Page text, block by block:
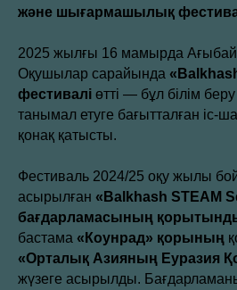
және шығармашылық
2025 жылғы 16 мамырда
Оқушылар сарайында
фестивалі өтті — бұл білім
танымал етуге бағытталған іс-
қонақ қатысты.
Фестиваль 2024/25 оқу жылы
асырылған «Balkhash STEAM
бағдарламасының қорытынды
бастама «Коунрад» қорының
«Орталық Азияның Еуразия
жүзеге асырылды.